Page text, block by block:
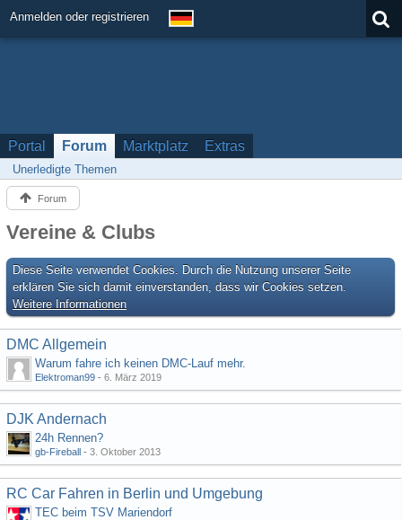
Anmelden oder registrieren
Portal Forum Marktplatz Extras
Unerledigte Themen
Forum
Vereine & Clubs
Diese Seite verwendet Cookies. Durch die Nutzung unserer Seite
erklären Sie sich damit einverstanden, dass wir Cookies setzen.
Weitere Informationen
DMC Allgemein
Warum fahre ich keinen DMC-Lauf mehr.
Elektroman99 - 6. März 2019
DJK Andernach
24h Rennen?
gb-Fireball - 3. Oktober 2013
RC Car Fahren in Berlin und Umgebung
TEC beim TSV Mariendorf